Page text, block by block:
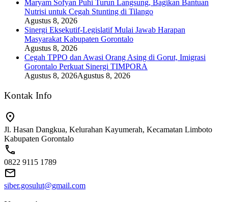
Maryam Sofyan Puhi Turun Langsung, Bagikan Bantuan
Nutrisi untuk Cegah Stunting di Tilango
Agustus 8, 2026
Sinergi Eksekutif-Legislatif Mulai Jawab Harapan
Masyarakat Kabupaten Gorontalo
Agustus 8, 2026
Cegah TPPO dan Awasi Orang Asing di Gorut, Imigrasi
Gorontalo Perkuat Sinergi TIMPORA
Agustus 8, 2026Agustus 8, 2026
Kontak Info
Jl. Hasan Dangkua, Kelurahan Kayumerah, Kecamatan Limboto
Kabupaten Gorontalo
0822 9115 1789
siber.gosulut@gmail.com